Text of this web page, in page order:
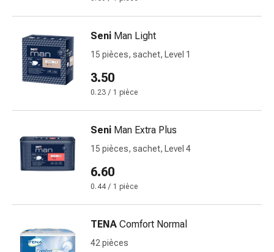
Brûlures
d'estomac
Nausées
vomissements
Digestion,
ballonnements
et
crampes
Constipation
médicaux
la
peau
Seni Man Light
15 pièces, sachet, Level 1
3.50
0.23 / 1 pièce
Seni Man Extra Plus
15 pièces, sachet, Level 4
6.60
0.44 / 1 pièce
TENA Comfort Normal
42 pièces